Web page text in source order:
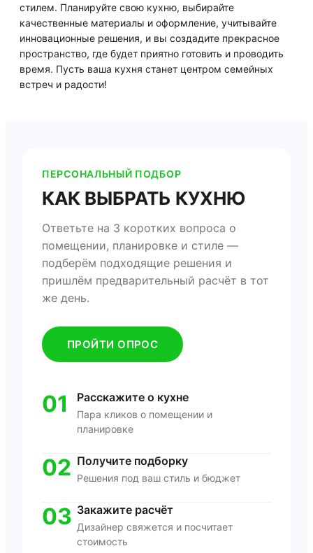
стилем. Планируйте свою кухню, выбирайте
качественные материалы и оформление, учитывайте
инновационные решения, и вы создадите прекрасное
пространство, где будет приятно готовить и проводить
время. Пусть ваша кухня станет центром семейных
встреч и радости!
ПЕРСОНАЛЬНЫЙ ПОДБОР
КАК ВЫБРАТЬ КУХНЮ
Ответьте на 3 коротких вопроса о
помещении, планировке и стиле —
подберём подходящие решения и
пришлём предварительный расчёт в тот
же день.
ПРОЙТИ ОПРОС
01 Расскажите о кухне
Пара кликов о помещении и
планировке
02 Получите подборку
Решения под ваш стиль и бюджет
03 Закажите расчёт
Дизайнер свяжется и посчитает
стоимость